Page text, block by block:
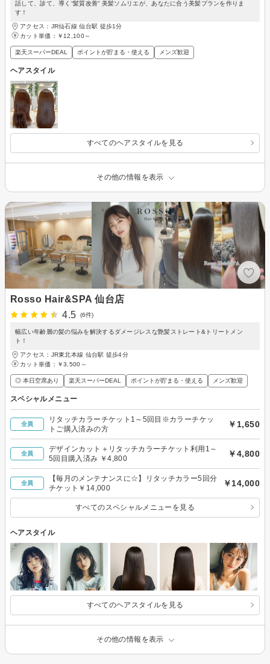
話して、診て、導く“髪質改善” 美髪ソムリエが、あなたに合う美髪プランを作りま
す！
アクセス：JR仙石線 仙台駅 徒歩1分
カット単価： ￥12,100～
楽天スーパーDEAL ポイントが貯まる・使える メンズ歓迎
ヘアスタイル
すべてのヘアスタイルを見る
その他の情報を表示
Rosso Hair&SPA 仙台店
4.5
(6件)
幅広い年齢層の髪の悩みを解決するダメージレスな艶髪ストレート&トリートメン
ト！
アクセス：JR東北本線 仙台駅 徒歩4分
カット単価： ￥3,500～
◎ 本日空席あり 楽天スーパーDEAL ポイントが貯まる・使える メンズ歓迎
スペシャルメニュー
全員
リタッチカラーチケット1～5回目※カラーチケッ
トご購入済みの方
￥1,650
全員
デザインカット＋リタッチカラーチケット利用1～
5回目購入済み ￥4,800
￥4,800
全員
【毎月のメンテナンスに☆】リタッチカラー5回分
チケット￥14,000
￥14,000
すべてのスペシャルメニューを見る
ヘアスタイル
すべてのヘアスタイルを見る
その他の情報を表示